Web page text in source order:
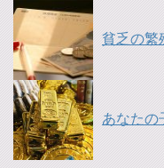
貧乏の繁
あなた